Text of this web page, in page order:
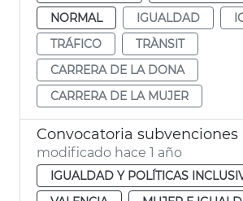
NORMAL
IGUALDAD
TRÁFICO
TRÀNSIT
CARRERA DE LA DONA
CARRERA DE LA MUJER
modificado hace 1 año
IGUALDAD Y POLÍTICAS